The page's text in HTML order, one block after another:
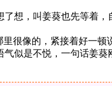
想，叫姜葵也先等着，
很像的，紧接着好一顿
气似是不悦，一句话姜